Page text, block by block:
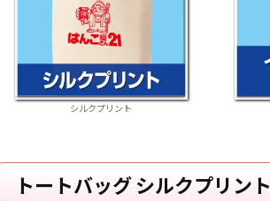
シルクプリント
トートバッグ シルクプリント